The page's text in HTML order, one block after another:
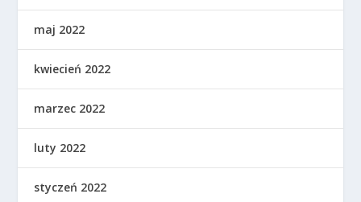
maj 2022
kwiecień 2022
marzec 2022
luty 2022
styczeń 2022